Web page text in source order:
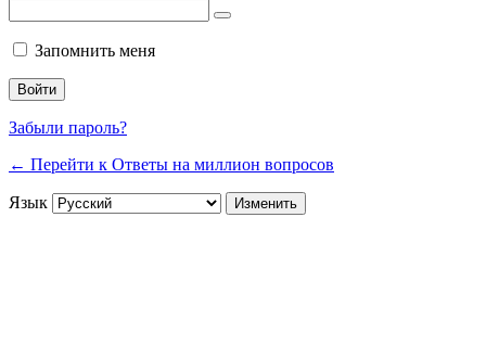
Запомнить меня
Забыли пароль?
← Перейти к Ответы на миллион вопросов
Язык